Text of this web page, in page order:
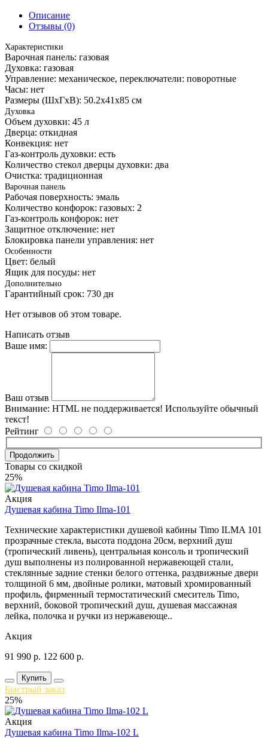
Описание
Отзывы (0)
Характеристики
Варочная панель: газовая
Духовка: газовая
Управление: механическое, переключатели: поворотные
Часы: нет
Размеры (ШхГхВ): 50.2x41x85 см
Духовка
Объем духовки: 45 л
Дверца: откидная
Конвекция: нет
Газ-контроль духовки: есть
Количество стекол дверцы духовки: два
Очистка: традиционная
Варочная панель
Рабочая поверхность: эмаль
Количество конфорок: газовых: 2
Газ-контроль конфорок: нет
Защитное отключение: нет
Блокировка панели управления: нет
Особенности
Цвет: белый
Ящик для посуды: нет
Дополнительно
Гарантийный срок: 730 дн
Нет отзывов об этом товаре.
Написать отзыв
Ваше имя:
Ваш отзыв
Внимание: HTML не поддерживается! Используйте обычный
текст!
Рейтинг
Продолжить
Товары со скидкой
25%
Акция
Душевая кабина Timo Ilma-101
Технические характеристики душевой кабины Timo ILMA 101
прозрачные стекла, высота поддона 20см, верхний душ
(тропический ливень), центральная консоль и тропический
душ выполнены из полированной нержавеющей стали,
стеклянные задние стенки белого оттенка, раздвижные двери
толщиной 6 мм, двойные ролики, матовый хромированный
профиль, фирменный термостатический смеситель Timo,
верхний, боковой тропический душ, душевая массажная
лейка, полочка и ручки из нержавеюще..
Акция
91 990 р. 122 600 р.
Купить
Быстрый заказ
25%
Акция
Душевая кабина Timo Ilma-102 L